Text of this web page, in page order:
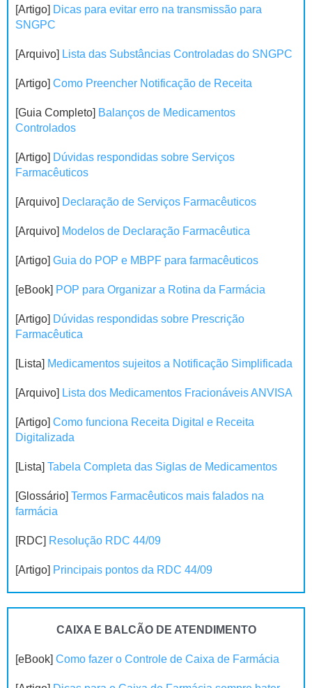
[Artigo] Dicas para evitar erro na transmissão para
SNGPC
[Arquivo] Lista das Substâncias Controladas do SNGPC
[Artigo] Como Preencher Notificação de Receita
[Guia Completo] Balanços de Medicamentos
Controlados
[Artigo] Dúvidas respondidas sobre Serviços
Farmacêuticos
[Arquivo] Declaração de Serviços Farmacêuticos
[Arquivo] Modelos de Declaração Farmacêutica
[Artigo] Guia do POP e MBPF para farmacêuticos
[eBook] POP para Organizar a Rotina da Farmácia
[Artigo] Dúvidas respondidas sobre Prescrição
Farmacêutica
[Lista] Medicamentos sujeitos a Notificação Simplificada
[Arquivo] Lista dos Medicamentos Fracionáveis ANVISA
[Artigo] Como funciona Receita Digital e Receita
Digitalizada
[Lista] Tabela Completa das Siglas de Medicamentos
[Glossário] Termos Farmacêuticos mais falados na
farmácia
[RDC] Resolução RDC 44/09
[Artigo] Principais pontos da RDC 44/09
CAIXA E BALCÃO DE ATENDIMENTO
[eBook] Como fazer o Controle de Caixa de Farmácia